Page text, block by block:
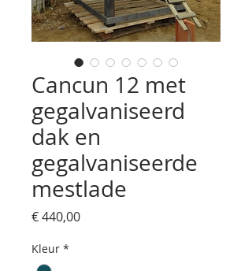
Cancun 12 met
gegalvaniseerd
dak en
gegalvaniseerde
mestlade
€ 440,00Prijs
Kleur *